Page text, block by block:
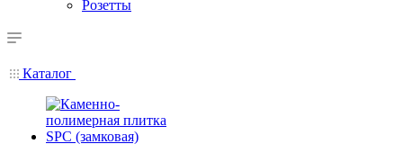
Розетты
Каталог